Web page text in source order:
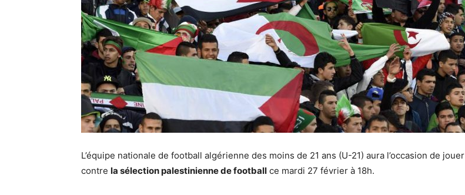
L’équipe nationale de football algérienne des moins de 21 ans (U-21) aura l’occasion de jouer
contre la sélection palestinienne de football ce mardi 27 février à 18h.